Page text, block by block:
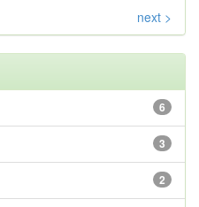
next >
6
3
2